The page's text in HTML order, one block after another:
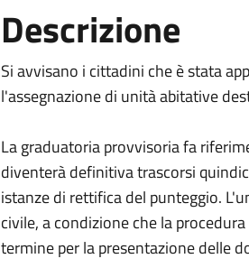
Descrizione
Si avvisano i cittadini che è stata
l'assegnazione di unità abitative
La graduatoria provvisoria fa
diventerà definitiva trascorsi
istanze di rettifica del punteggio.
civile, a condizione che la
termine per la presentazione delle